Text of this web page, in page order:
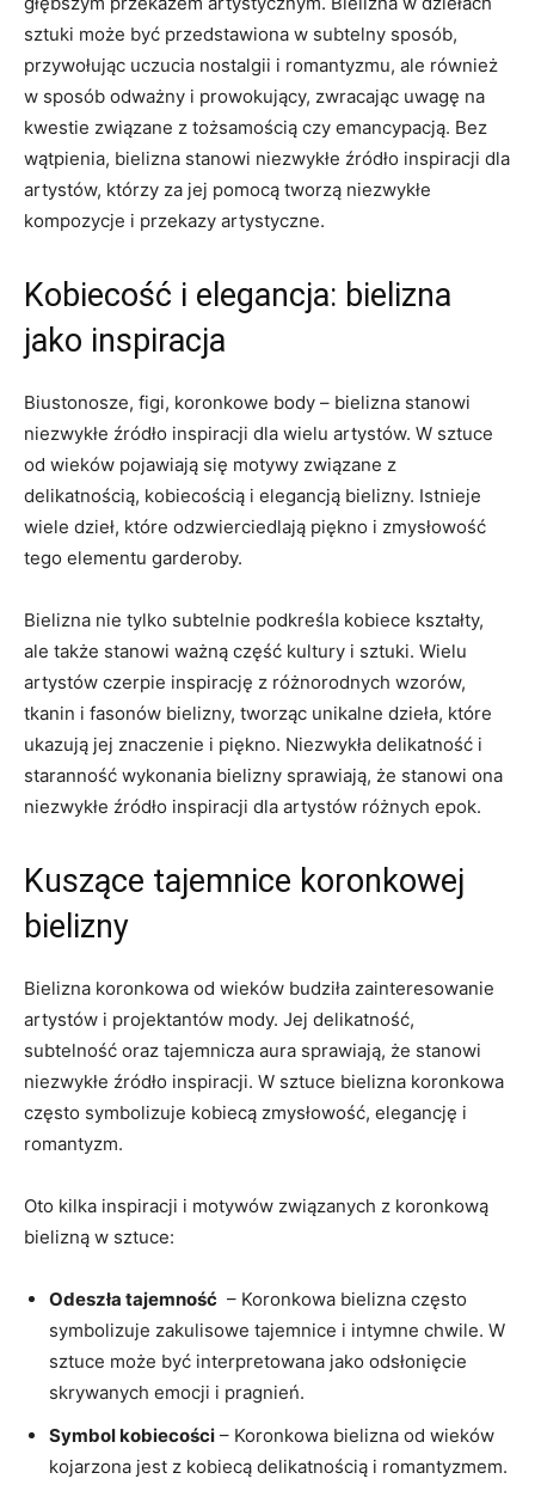
sztuki może być przedstawiona w subtelny sposób,
przywołując uczucia nostalgii i romantyzmu, ale również
w sposób odważny⁢ i prowokujący, ⁤zwracając uwagę ‌na​
kwestie związane ‌z tożsamością czy emancypacją. Bez
wątpienia, bielizna stanowi ⁤niezwykłe⁢ źródło inspiracji dla
⁢artystów, którzy za ⁤jej pomocą⁣ tworzą niezwykłe
⁢kompozycje⁣ i przekazy⁤ artystyczne.
Kobiecość i⁤ elegancja: bielizna
jako inspiracja
Biustonosze, figi,‌ koronkowe ⁢body – bielizna stanowi
niezwykłe ​źródło inspiracji dla ‌wielu artystów. W sztuce
od wieków pojawiają się motywy związane z
delikatnością, kobiecością ⁢i elegancją bielizny. Istnieje
wiele dzieł, które odzwierciedlają piękno i‍ zmysłowość‌
tego elementu garderoby.
Bielizna⁣ nie tylko subtelnie podkreśla⁣ kobiece kształty,
ale także stanowi ⁢ważną część kultury i sztuki.‌ Wielu
artystów czerpie inspirację ⁣z ‌różnorodnych wzorów,
tkanin​ i fasonów bielizny, ⁤tworząc unikalne dzieła, które
⁣ukazują jej znaczenie i‌ piękno. ‌Niezwykła delikatność⁢ i
staranność wykonania bielizny sprawiają, że ‍stanowi ona
niezwykłe⁤ źródło inspiracji dla artystów różnych ⁤epok.
Kuszące tajemnice koronkowej
bielizny
Bielizna⁢ koronkowa od wieków⁤ budziła zainteresowanie
artystów ⁣i projektantów ‌mody. Jej delikatność,​
subtelność oraz tajemnicza aura⁣ sprawiają,⁤ że stanowi
niezwykłe źródło ‍inspiracji. W sztuce bielizna koronkowa​
często‌ symbolizuje kobiecą zmysłowość, elegancję i
romantyzm.
Oto kilka inspiracji ⁤i motywów⁢ związanych ⁤z koronkową
⁢bielizną​ w ‌sztuce:
Odeszła tajemność ‍ – Koronkowa ⁢bielizna często
symbolizuje zakulisowe tajemnice i ‌intymne chwile.‍ W
sztuce może ‍być interpretowana jako odsłonięcie
skrywanych emocji i pragnień.
Symbol⁢ kobiecości – Koronkowa bielizna od ‌wieków
kojarzona jest z kobiecą delikatnością ​i romantyzmem.